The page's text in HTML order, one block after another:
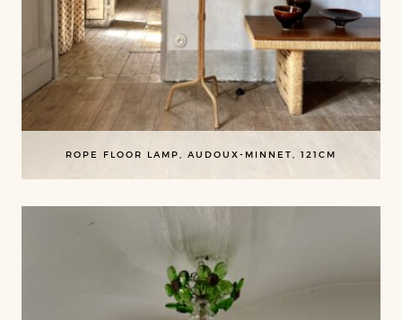
ROPE FLOOR LAMP, AUDOUX-MINNET, 121CM